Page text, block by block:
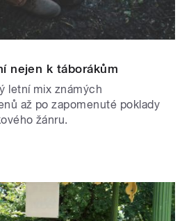
nejen k táborákům
letní mix známých
až po zapomenuté poklady
žánru.